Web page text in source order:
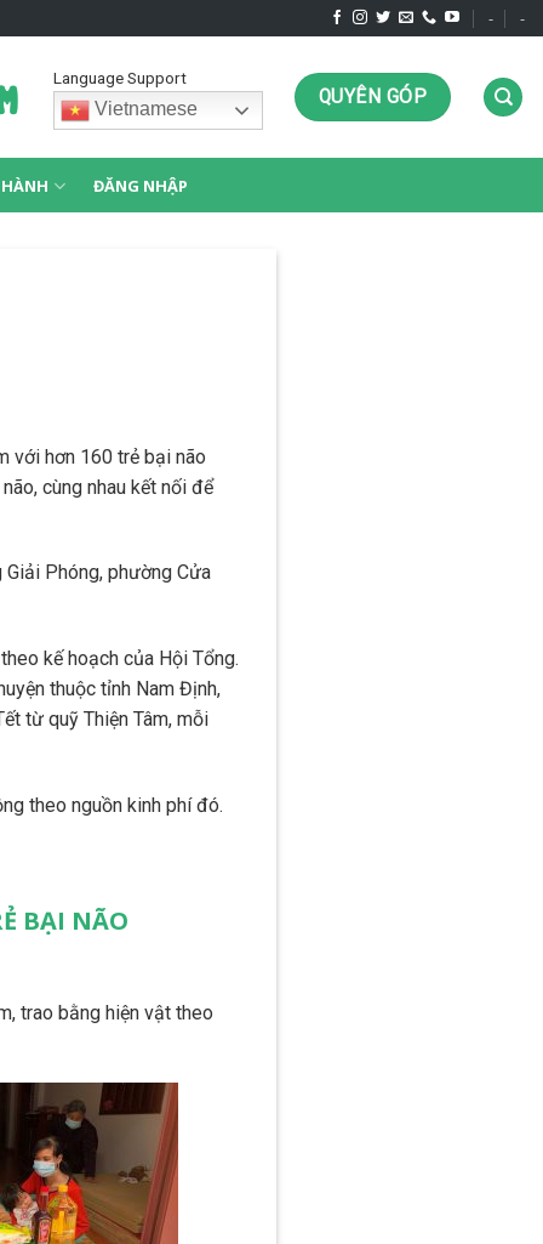
- -
Language Support
Vietnamese QUYÊN GÓP
ĐĂNG NHẬP
với hơn 160 trẻ bại não
cùng nhau kết nối để
Phóng, phường Cửa
kế hoạch của Hội Tổng.
thuộc tỉnh Nam Định,
từ quỹ Thiện Tâm, mỗi
theo nguồn kinh phí đó.
BẠI NÃO
trao bằng hiện vật theo